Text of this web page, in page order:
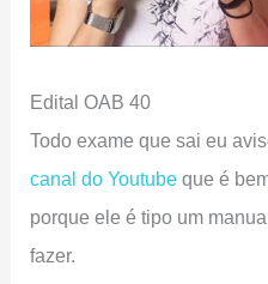
Edital OAB 40
Todo exame que sai eu
canal do Youtube que é
porque ele é tipo um
fazer.